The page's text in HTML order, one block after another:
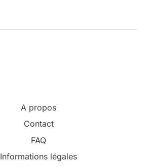
A propos
Contact
FAQ
Informations légales